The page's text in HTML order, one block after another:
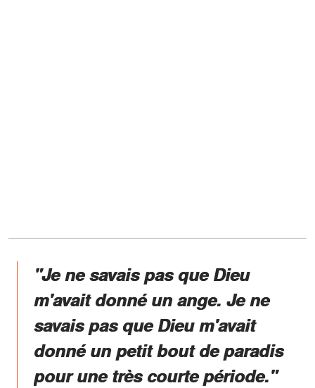
"Je ne savais pas que Dieu
m'avait donné un ange. Je ne
savais pas que Dieu m'avait
donné un petit bout de paradis
pour une très courte période."